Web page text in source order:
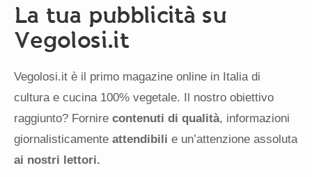
La tua pubblicità su
Vegolosi.it
Vegolosi.it è il primo magazine online in Italia di
cultura e cucina 100% vegetale. Il nostro obiettivo
raggiunto? Fornire contenuti di qualità, informazioni
giornalisticamente attendibili e un’attenzione assoluta
ai nostri lettori.